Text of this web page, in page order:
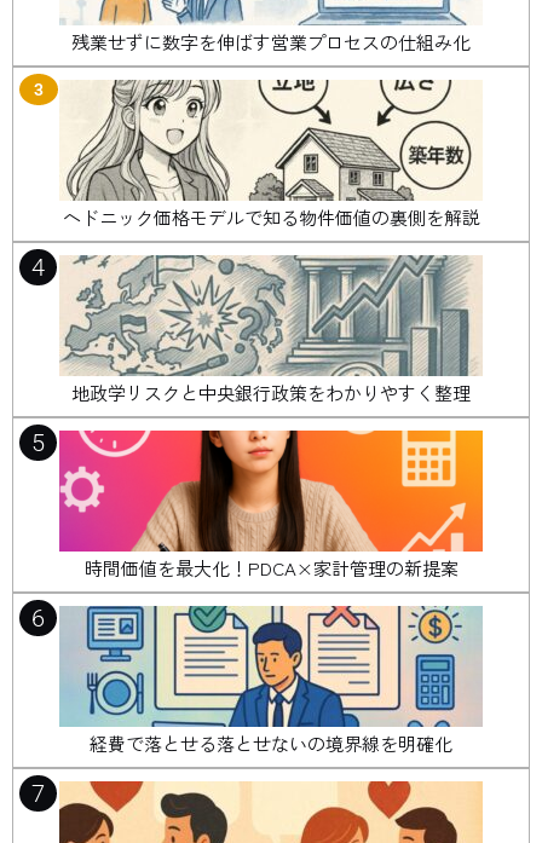
残業せずに数字を伸ばす営業プロセスの仕組み化
3
ヘドニック価格モデルで知る物件価値の裏側を解説
4
地政学リスクと中央銀行政策をわかりやすく整理
5
時間価値を最大化！PDCA×家計管理の新提案
6
経費で落とせる落とせないの境界線を明確化
7